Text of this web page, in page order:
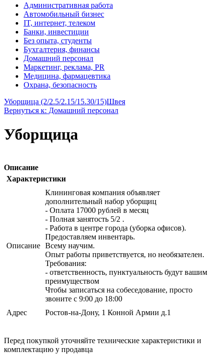
Административная работа
Автомобильный бизнес
IT, интернет, телеком
Банки, инвестиции
Без опыта, студенты
Бухгалтерия, финансы
Домашний персонал
Маркетинг, реклама, PR
Медицина, фармацевтика
Охрана, безопасность
Уборщица (2/2.5/2.15/15.30/15)Швея
Вернуться к: Домашний персонал
Уборщица
Описание
Характеристики
Описание
Клининговая компания объявляет
дополнительный набор уборщиц
- Оплата 17000 рублей в месяц
- Полная занятость 5/2 .
- Работа в центре города (уборка офисов).
Предоставляем инвентарь.
Всему научим.
Опыт работы приветствуется, но необязателен.
Требования:
- ответственность, пунктуальность будут вашим
преимуществом
Чтобы записаться на собеседование, просто
звоните с 9:00 до 18:00
Адрес
Ростов-на-Дону, 1 Конной Армии д.1
Перед покупкой уточняйте технические характеристики и
комплектацию у продавца